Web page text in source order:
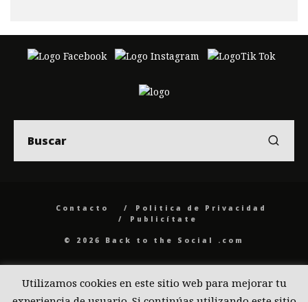
Contacto
Politica de Privacidad
Publicítate
© 2026 Back to the Social .com
Utilizamos cookies en este sitio web para mejorar tu